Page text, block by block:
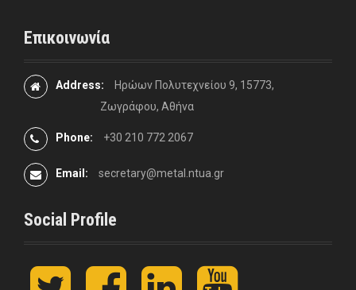
Επικοινωνία
Address:
Ηρώων Πολυτεχνείου 9, 15773,
Ζωγράφου, Αθήνα
Phone: +30 210 772 2067
Email: secretary@metal.ntua.gr
Social Profile
t
F
L
y